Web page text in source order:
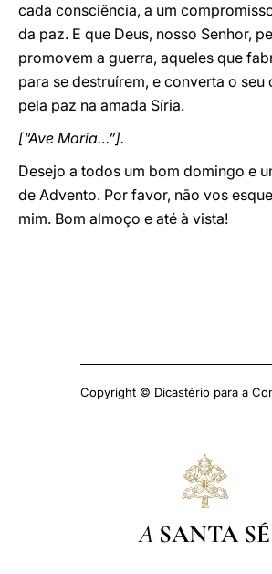
cada consciência, a um
da paz. E que Deus, nosso Senhor,
promovem a guerra, aqueles que
para se destruírem, e converta o seu
pela paz na amada Síria.
[“Ave Maria…”].
Desejo a todos um bom domingo e
de Advento. Por favor, não vos
mim. Bom almoço e até à vista!
Copyright © Dicastério para a
A SANTA SÉ